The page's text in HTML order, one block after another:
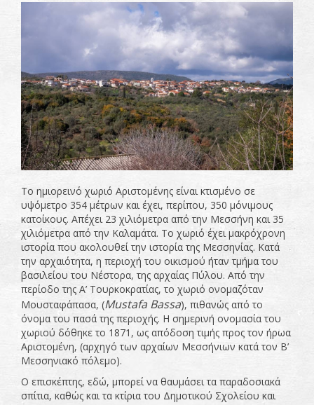
Το ημιορεινό χωριό Αριστομένης είναι κτισμένο σε
υψόμετρο 354 μέτρων και έχει, περίπου, 350 μόνιμους
κατοίκους. Απέχει 23 χιλιόμετρα από την Μεσσήνη και 35
χιλιόμετρα από την Καλαμάτα. Το χωριό έχει μακρόχρονη
ιστορία που ακολουθεί την ιστορία της Μεσσηνίας. Κατά
την αρχαιότητα, η περιοχή του οικισμού ήταν τμήμα του
βασιλείου του Νέστορα, της αρχαίας Πύλου. Από την
περίοδο της Α’ Τουρκοκρατίας, το χωριό ονομαζόταν
Μουσταφάπασα, (Mustafa Bassa), πιθανώς από το
όνομα του πασά της περιοχής. Η σημερινή ονομασία του
χωριού δόθηκε το 1871, ως απόδοση τιμής προς τον ήρωα
Αριστομένη, (αρχηγό των αρχαίων Μεσσήνιων κατά τον Β’
Μεσσηνιακό πόλεμο).
Ο επισκέπτης, εδώ, μπορεί να θαυμάσει τα παραδοσιακά
σπίτια, καθώς και τα κτίρια του Δημοτικού Σχολείου και